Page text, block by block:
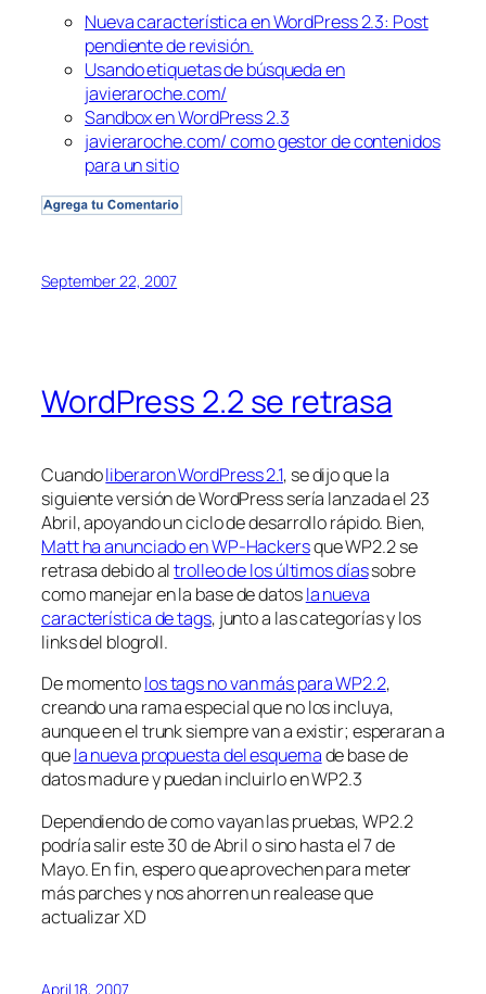
Nueva característica en WordPress 2.3: Post
pendiente de revisión.
Usando etiquetas de búsqueda en
javieraroche.com/
Sandbox en WordPress 2.3
javieraroche.com/ como gestor de contenidos
para un sitio
September 22, 2007
WordPress 2.2 se retrasa
Cuandoliberaron WordPress 2.1, se dijo que la
siguiente versión de WordPress sería lanzada el 23
Abril, apoyando un ciclo de desarrollo rápido. Bien,
Matt ha anunciado en WP-Hackersque WP2.2 se
retrasa debido altrolleo de los últimos díassobre
como manejar en la base de datosla nueva
característica de tags, junto a las categorías y los
links del blogroll.
De momentolos tags no van más para WP2.2,
creando una rama especial que no los incluya,
aunque en el trunk siempre van a existir; esperaran a
quela nueva propuesta del esquemade base de
datos madure y puedan incluirlo en WP2.3
Dependiendo de como vayan las pruebas, WP2.2
podría salir este 30 de Abril o sino hasta el 7 de
Mayo. En fin, espero que aprovechen para meter
más parches y nos ahorren un realease que
actualizar XD
April 18, 2007